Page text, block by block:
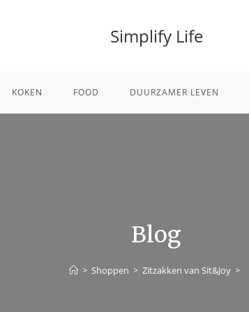
Simplify Life
KOKEN FOOD DUURZAMER LEVEN
Blog
> Shoppen > Zitzakken van Sit&Joy >